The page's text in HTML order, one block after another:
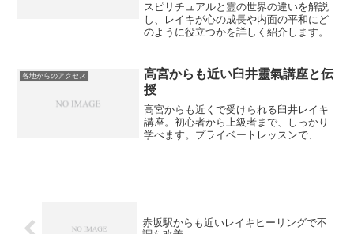
スピリチュアルと霊の世界の違いを解説
し、レイキが心の成長や内面の平和にど
のように役立つかを詳しく紹介します。
各地からのアクセス
高宮からも近い臼井靈氣講座と伝
授
高宮からも近くで受けられる臼井レイキ
講座。初心者から上級者まで、しっかり
学べます。プライベートレッスンで、自
赤坂駅からも近いレイキヒーリングで不